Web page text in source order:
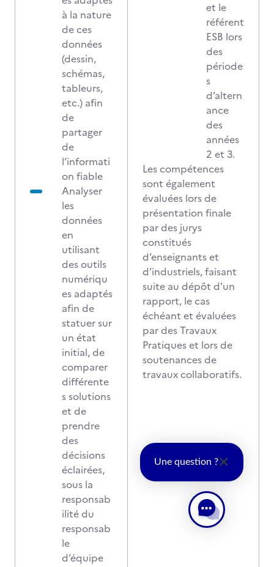
à la nature
de ces
données
(dessin,
schémas,
tableurs,
etc.) afin
de
partager
de
l’informati
on fiable
Analyser
les
données
en
utilisant
des outils
numériqu
es adaptés
afin de
statuer sur
un état
initial, de
comparer
différente
s solutions
et de
prendre
des
décisions
éclairées,
sous la
responsab
ilité du
responsab
le
d’équipe
et le
référent
ESB lors
des
période
s
d’altern
ance
des
années
2 et 3.
Les compétences
sont également
évaluées lors de
présentation finale
par des jurys
constitués
d’enseignants et
d’industriels, faisant
suite au dépôt d'un
rapport, le cas
échéant et évaluées
par des Travaux
Pratiques et lors de
soutenances de
travaux collaboratifs.
Une question ?